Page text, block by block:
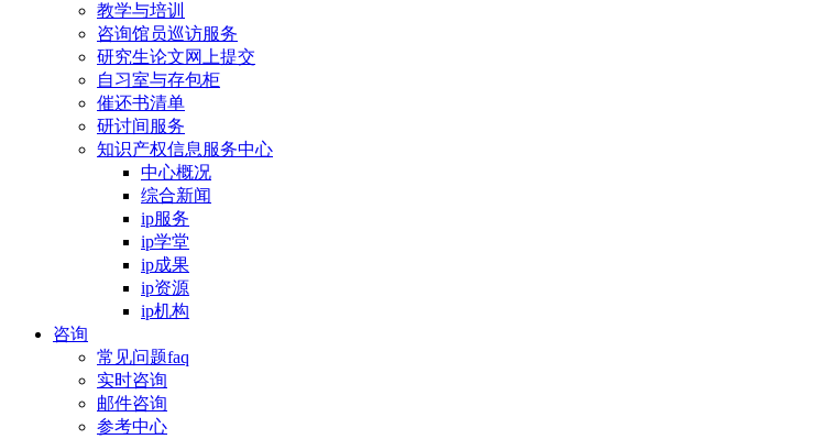
教学与培训
咨询馆员巡访服务
研究生论文网上提交
自习室与存包柜
催还书清单
研讨间服务
知识产权信息服务中心
中心概况
综合新闻
ip服务
ip学堂
ip成果
ip资源
ip机构
咨询
常见问题faq
实时咨询
邮件咨询
参考中心